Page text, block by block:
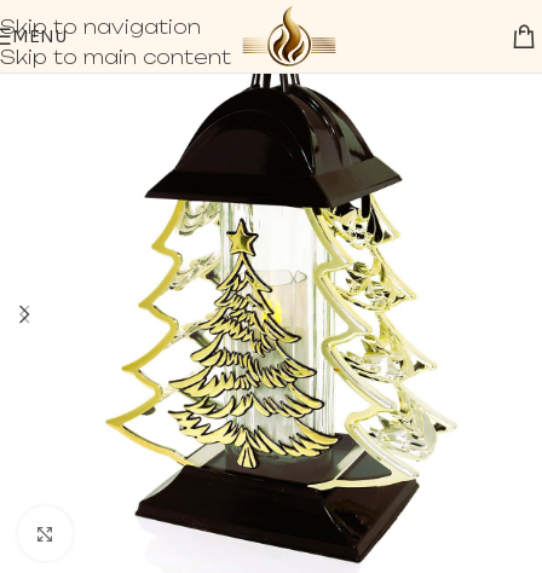
Skip to navigation
Skip to main content
MENU
Click to enlarge